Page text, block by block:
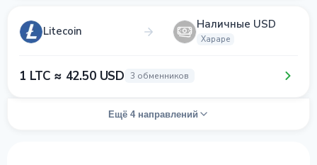
Litecoin Наличные USD
Хараре
1 LTC ≈ 42.50 USD 3 обменников
Ещё 4 направлений